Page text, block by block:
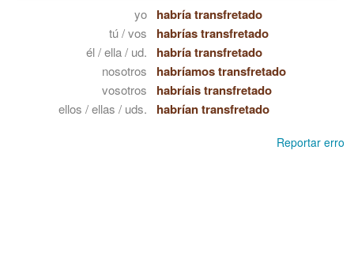
yo habría transfretado
tú / vos habrías transfretado
él / ella / ud. habría transfretado
nosotros habríamos transfretado
vosotros habríais transfretado
ellos / ellas / uds. habrían transfretado
Reportar erro